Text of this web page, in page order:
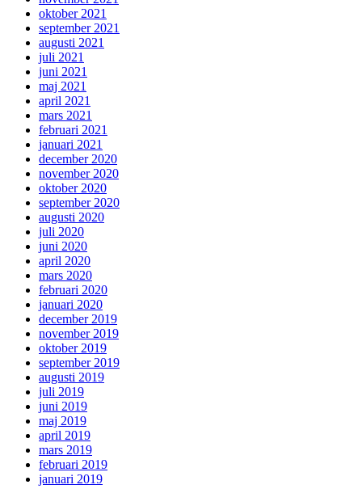
oktober 2021
september 2021
augusti 2021
juli 2021
juni 2021
maj 2021
april 2021
mars 2021
februari 2021
januari 2021
december 2020
november 2020
oktober 2020
september 2020
augusti 2020
juli 2020
juni 2020
april 2020
mars 2020
februari 2020
januari 2020
december 2019
november 2019
oktober 2019
september 2019
augusti 2019
juli 2019
juni 2019
maj 2019
april 2019
mars 2019
februari 2019
januari 2019